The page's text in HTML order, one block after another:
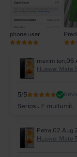
phone user
maxim ion,06
Huawei Mate
5/5
Seriosi. F multumit.
Petra,02 Aug
Huawei Mate